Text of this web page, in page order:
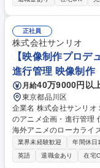
等をもとに問題を設定し
リティ判断 ・シナリオ
指示をもとにシナリオの作成、修
社セガ】【第2事業部】
正社員
株式会社サンリオ
【映像制作プロデ
進行管理 映像制作
月給40万9000円以
東京都品川区
企業名 株式会社サンリオ 求人名 【映像制作プロデューサー】サンリオIP
のアニメ企画・進行管理 仕事の内容 サンリオIPを活用したアニメ企画や
海外アニメのローカライ
工程・進行管理を担いま
主体的にプロジェクトを牽引します。 ■スタッ
ル設計、進行管理、全体
業界未経験歓迎 年間休日
英語
退職金あり 在宅